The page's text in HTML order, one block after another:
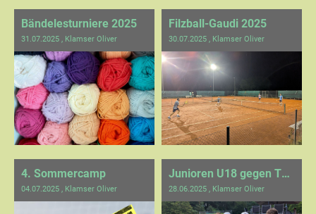
Bändelesturniere 2025
31.07.2025 , Klamser Oliver
Filzball-Gaudi 2025
30.07.2025 , Klamser Oliver
4. Sommercamp
04.07.2025 , Klamser Oliver
Junioren U18 gegen TC Schönaich 1
28.06.2025 , Klamser Oliver